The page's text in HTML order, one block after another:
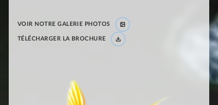
VOIR NOTRE GALERIE PHOTOS
TÉLÉCHARGER LA BROCHURE